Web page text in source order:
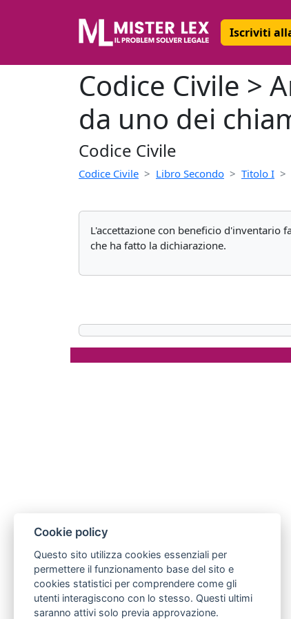
Iscriviti
Codice Civile >
da uno dei
Codice Civile
Codice Civile Libro Secondo Titolo I
L'accettazione con beneficio d'inventario
che ha fatto la dichiarazione.
Cookie policy
Questo sito utilizza cookies essenziali per
permettere il funzionamento base del sito e
cookies statistici per comprendere come gli
utenti interagiscono con lo stesso. Questi ultimi
saranno attivi solo previa approvazione.